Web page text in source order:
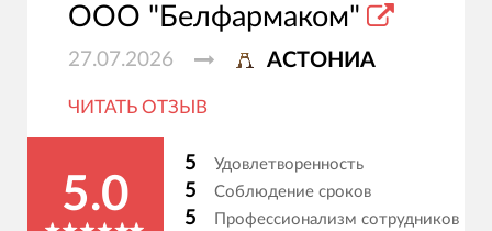
ООО "Белфармаком"
27.07.2026 АСТОНИА
ЧИТАТЬ ОТЗЫВ
5.0
5 Удовлетворенность
5 Соблюдение сроков
5 Профессионализм сотрудников